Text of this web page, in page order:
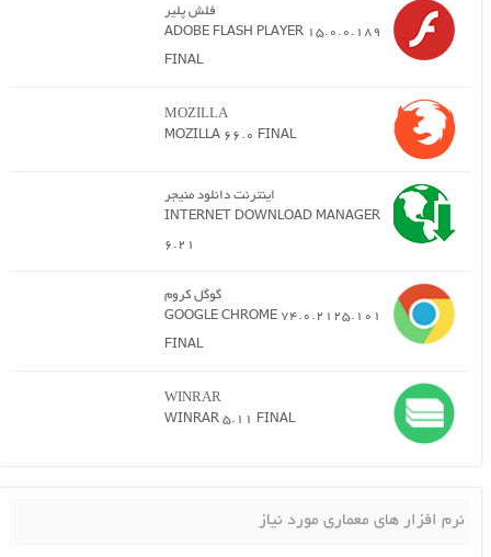
فلش پلیر
ADOBE FLASH PLAYER 15.0.0.189
FINAL
MOZILLA
MOZILLA 66.0 FINAL
اینترنت دانلود منیجر
INTERNET DOWNLOAD MANAGER
6.21
گوگل کروم
GOOGLE CHROME 74.0.2125.101
FINAL
WINRAR
WINRAR 5.11 FINAL
نرم افزار های معماری مورد نیاز